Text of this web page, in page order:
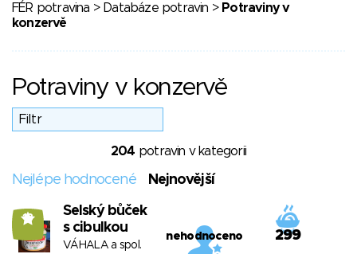
FÉR potravina > Databáze potravin > Potraviny v
konzervě
Potraviny v konzervě
204 potravin v kategorii
Nejlépe hodnocené Nejnovější
13
Selský bůček
s cibulkou
VÁHALA a spol.
nehodnoceno 299